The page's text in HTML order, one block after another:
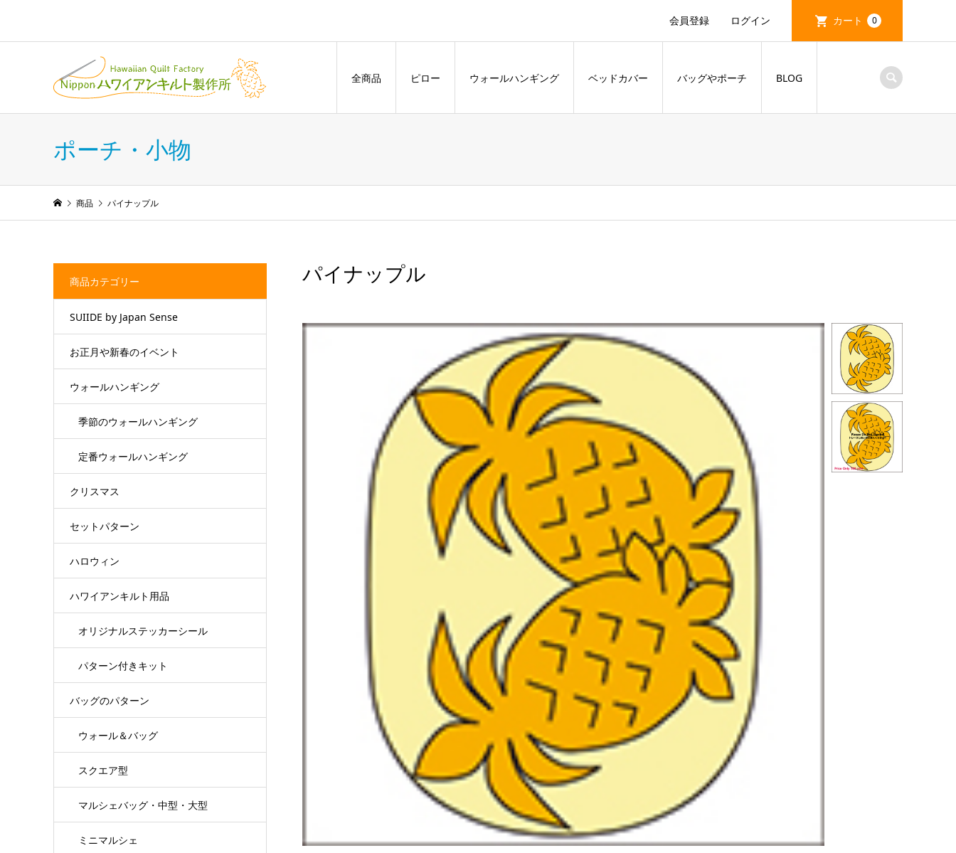
会員登録 ログイン カート 0
全商品 ピロー ウォールハンギング ベッドカバー バッグやポーチ BLOG
ポーチ・小物
商品 パイナップル
パイナップル
商品カテゴリー
SUIIDE by Japan Sense
お正月や新春のイベント
ウォールハンギング
季節のウォールハンギング
定番ウォールハンギング
クリスマス
セットパターン
ハロウィン
ハワイアンキルト用品
オリジナルステッカーシール
パターン付きキット
バッグのパターン
ウォール＆バッグ
スクエア型
マルシェバッグ・中型・大型
ミニマルシェ